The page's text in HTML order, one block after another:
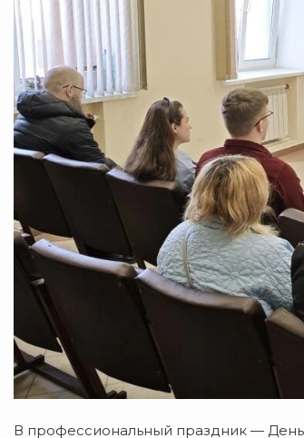
В профессиональный праздник —